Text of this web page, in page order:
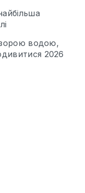
водою,
2026